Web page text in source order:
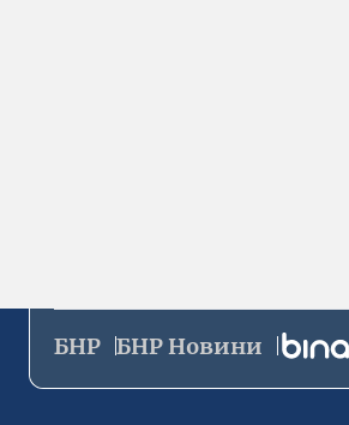
БНР БНР Новини